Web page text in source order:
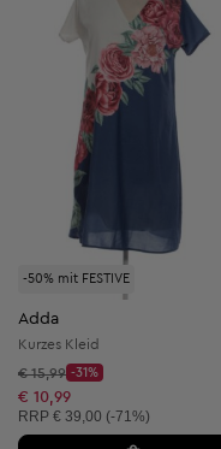
-50% mit FESTIVE
Adda
Kurzes Kleid
Startpreis:
€ 15,99
Discount Price:
-31%
Reduzierter Preis:
€ 10,99
Unverbindliche
RRP € 39,00 (-71%)